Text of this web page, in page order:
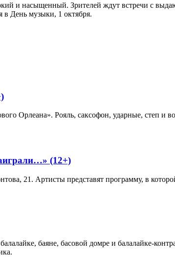
и насыщенный. Зрителей ждут встречи с
в День музыки, 1 октября.
Орлеана». Рояль, саксофон, ударные, степ и
(12+)
21. Артисты представят программу, в
баяне, басовой домре и балалайке-